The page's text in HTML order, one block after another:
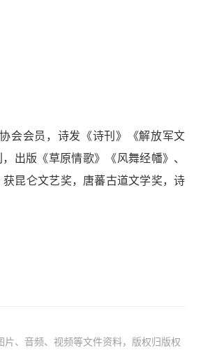
会员，诗发《诗刊》《解放军文
出版《草原情歌》《风舞经幡》、
昆仑文艺奖，唐蕃古道文学奖，诗
、音频、视频等文件资料，版权归版权